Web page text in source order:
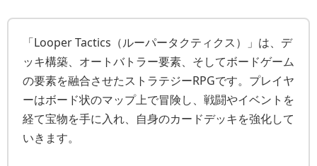
「Looper Tactics（ルーパータクティクス）」は、デ
ッキ構築、オートバトラー要素、そしてボードゲーム
の要素を融合させたストラテジーRPGです。プレイヤ
ーはボード状のマップ上で冒険し、戦闘やイベントを
経て宝物を手に入れ、自身のカードデッキを強化して
いきます。